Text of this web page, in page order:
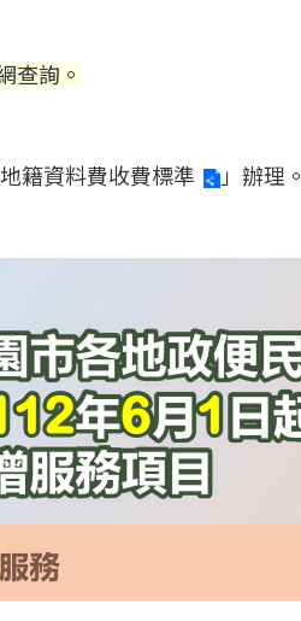
查詢。
籍資料費收費標準 」辦理。